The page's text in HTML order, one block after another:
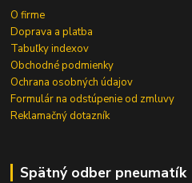
O firme
Doprava a platba
Tabuľky indexov
Obchodné podmienky
Ochrana osobných údajov
Formulár na odstúpenie od zmluvy
Reklamačný dotazník
Spätný odber pneumatík